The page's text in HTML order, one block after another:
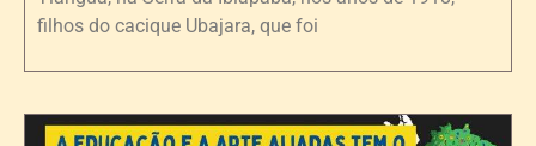
filhos do cacique Ubajara, que foi